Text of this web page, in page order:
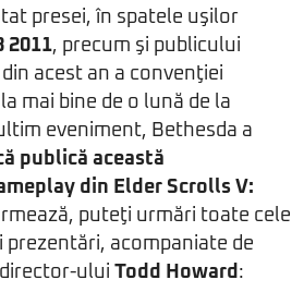
presei, în spatele uşilor
2011, precum şi publicului
acest an a convenţiei
mai bine de o lună de la
eveniment, Bethesda a
publică această
din Elder Scrolls V:
puteţi urmări toate cele
prezentări, acompaniate de
ului Todd Howard :